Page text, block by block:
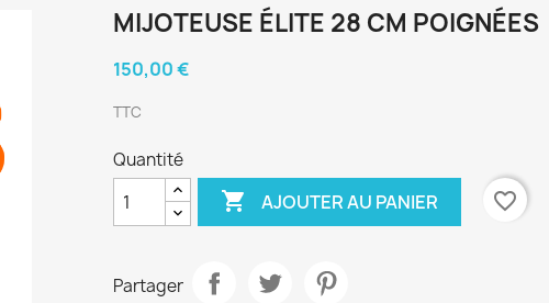
MIJOTEUSE ÉLITE 28 CM POIGNÉES
150,00 €
TTC
Quantité
 AJOUTER AU PANIER favorite_border
Partager